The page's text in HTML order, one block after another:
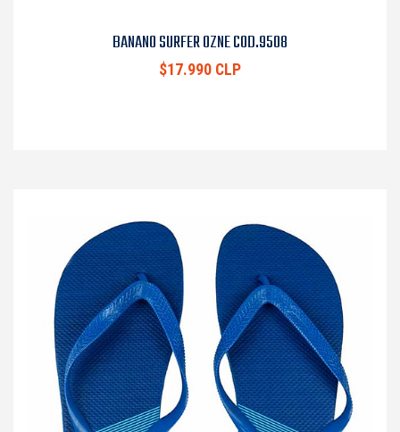
BANANO SURFER OZNE COD.9508
$17.990 CLP